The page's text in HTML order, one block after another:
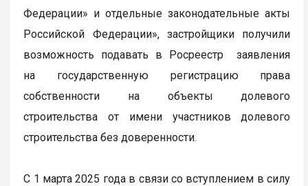
Федерации» и отдельные законодательные акты
Российской Федерации», застройщики получили
возможность подавать в Росреестр заявления
на государственную регистрацию права
собственности на объекты долевого
строительства от имени участников долевого
строительства без доверенности.
С 1 марта 2025 года в связи со вступлением в силу